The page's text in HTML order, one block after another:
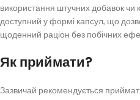
використання штучних добавок чи
доступний у формі капсул, що
щоденний раціон без побічних
Як приймати?
Зазвичай рекомендується